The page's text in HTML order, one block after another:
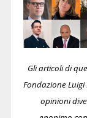
Gli articoli di
Fondazione
opinioni